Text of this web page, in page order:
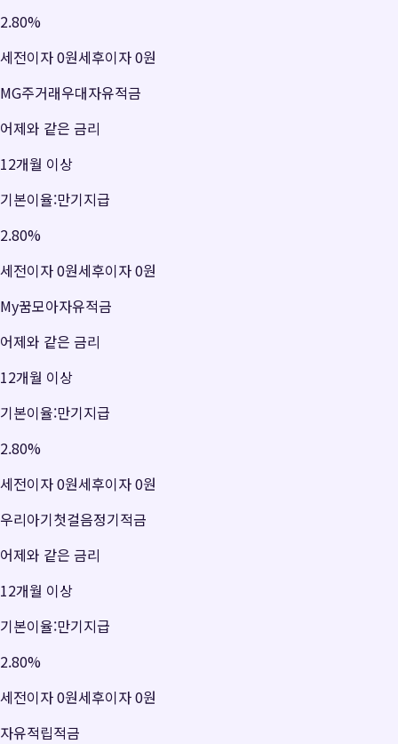
2.80%
세전이자0원세후이자0원
MG주거래우대자유적금
어제와 같은 금리
12개월 이상
기본이율:만기지급
2.80%
세전이자0원세후이자0원
My꿈모아자유적금
어제와 같은 금리
12개월 이상
기본이율:만기지급
2.80%
세전이자0원세후이자0원
우리아기첫걸음정기적금
어제와 같은 금리
12개월 이상
기본이율:만기지급
2.80%
세전이자0원세후이자0원
자유적립적금